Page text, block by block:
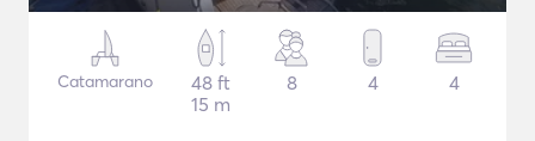
Catamarano
48 ft
15 m
8 4 4